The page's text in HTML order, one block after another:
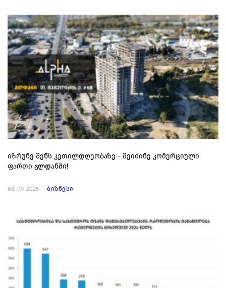
იზრუნე შენს კეთილდღეობაზე - შეიძინე კომერციული
ფართი გლდანში!
03. 09. 2025 ბიზნესი